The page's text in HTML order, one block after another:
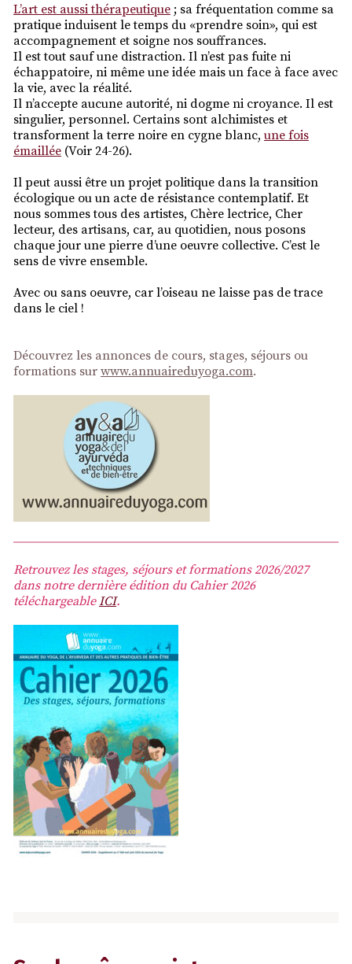
L’art est aussi thérapeutique ; sa fréquentation comme sa
pratique induisent le temps du «prendre soin», qui est
accompagnement et soigne nos souffrances.
Il est tout sauf une distraction. Il n’est pas fuite ni
échappatoire, ni même une idée mais un face à face avec
la vie, avec la réalité.
Il n’accepte aucune autorité, ni dogme ni croyance. Il est
singulier, personnel. Certains sont alchimistes et
transforment la terre noire en cygne blanc, une fois
émaillée (Voir 24-26).
Il peut aussi être un projet politique dans la transition
écologique ou un acte de résistance contemplatif. Et
nous sommes tous des artistes, Chère lectrice, Cher
lecteur, des artisans, car, au quotidien, nous posons
chaque jour une pierre d’une oeuvre collective. C’est le
sens de vivre ensemble.
Avec ou sans oeuvre, car l’oiseau ne laisse pas de trace
dans le ciel !
Découvrez les annonces de cours, stages, séjours ou
formations sur www.annuaireduyoga.com.
Retrouvez les stages, séjours et formations 2026/2027
dans notre dernière édition du Cahier 2026
téléchargeableICI.